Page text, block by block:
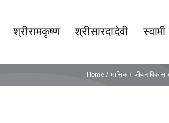
श्रीरामकृष्ण श्रीसारदादेवी
Home मासिक जीवन-विकास